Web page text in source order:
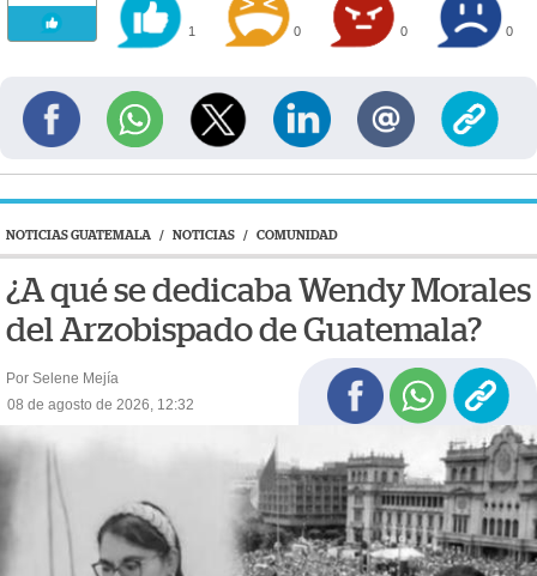
1 0 0 0
NOTICIAS GUATEMALA / NOTICIAS / COMUNIDAD
¿A qué se dedicaba Wendy Morales
del Arzobispado de Guatemala?
Por Selene Mejía
08 de agosto de 2026, 12:32